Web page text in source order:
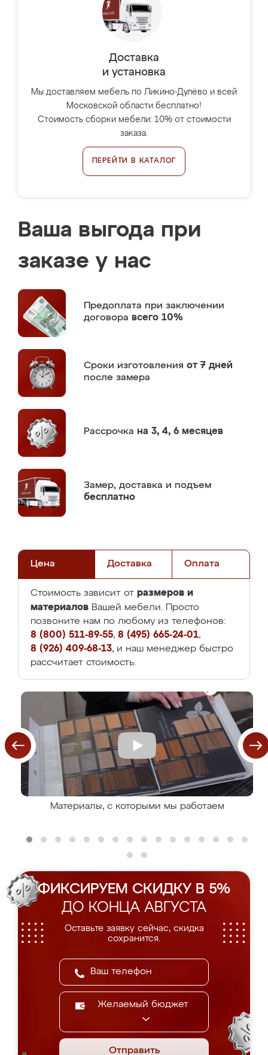
Доставка
и установка
Мы доставляем мебель по Ликино-Дулёво и всей
Московской области бесплатно!
Стоимость сборки мебели: 10% от стоимости
заказа.
ПЕРЕЙТИ В КАТАЛОГ
Ваша выгода при
заказе у нас
Предоплата при заключении
договора всего 10%
Сроки изготовления от 7 дней
после замера
Рассрочка на 3, 4, 6 месяцев
Замер, доставка и подъем
бесплатно
Цена Доставка Оплата
Стоимость зависит от размеров и
материалов Вашей мебели. Просто
позвоните нам по любому из телефонов:
8 (800) 511-89-55, 8 (495) 665-24-01,
8 (926) 409-68-13, и наш менеджер быстро
рассчитает стоимость.
Материалы, с которыми мы работаем
ФИКСИРУЕМ СКИДКУ В 5%
ДО КОНЦА АВГУСТА
Оставьте заявку сейчас, скидка
сохранится.
Желаемый бюджет
Отправить